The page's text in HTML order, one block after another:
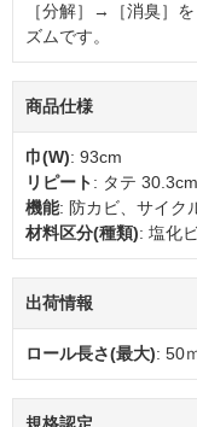
［分解］→［消臭］
ズムです。
商品仕様
巾(W): 93cm
リピート: タテ
機能: 防カビ、サイク
材料区分(種類): 塩化
出荷情報
ロール長さ(最大): 50